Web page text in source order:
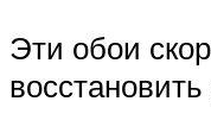
Эти обои